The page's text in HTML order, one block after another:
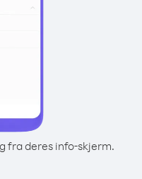
fra deres info-skjerm.